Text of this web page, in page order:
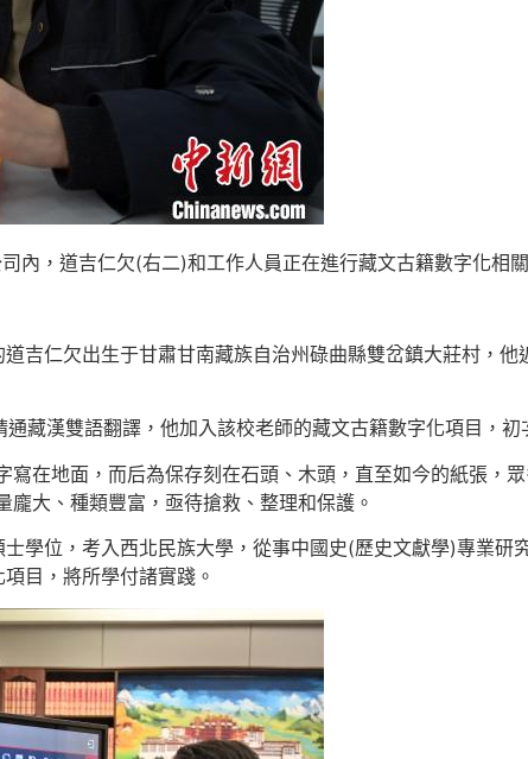
內，道吉仁欠(右二)和工作人員正在進行藏文古籍數字化相
吉仁欠出生于甘肅甘南藏族自治州碌曲縣雙岔鎮大莊村，
藏漢雙語翻譯，他加入該校老師的藏文古籍數字化項目，初
在地面，而后為保存刻在石頭、木頭，直至如今的紙張，
大、種類豐富，亟待搶救、整理和保護。
學位，考入西北民族大學，從事中國史(歷史文獻學)專業研
目，將所學付諸實踐。